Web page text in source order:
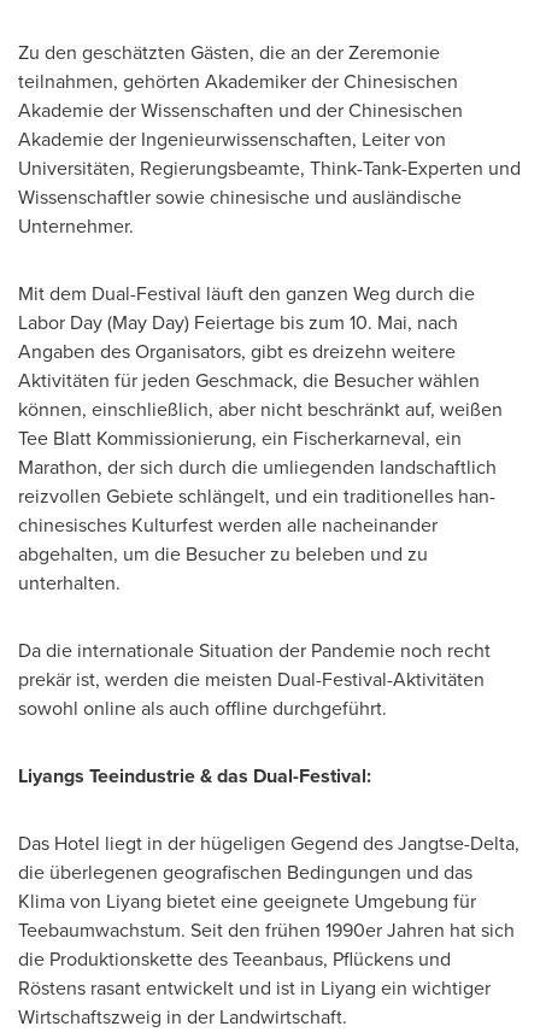
Zu den geschätzten Gästen, die an der Zeremonie
teilnahmen, gehörten Akademiker der Chinesischen
Akademie der Wissenschaften und der Chinesischen
Akademie der Ingenieurwissenschaften, Leiter von
Universitäten, Regierungsbeamte, Think-Tank-Experten und
Wissenschaftler sowie chinesische und ausländische
Unternehmer.
Mit dem Dual-Festival läuft den ganzen Weg durch die
Labor Day (May Day) Feiertage bis zum 10. Mai, nach
Angaben des Organisators, gibt es dreizehn weitere
Aktivitäten für jeden Geschmack, die Besucher wählen
können, einschließlich, aber nicht beschränkt auf, weißen
Tee Blatt Kommissionierung, ein Fischerkarneval, ein
Marathon, der sich durch die umliegenden landschaftlich
reizvollen Gebiete schlängelt, und ein traditionelles han-
chinesisches Kulturfest werden alle nacheinander
abgehalten, um die Besucher zu beleben und zu
unterhalten.
Da die internationale Situation der Pandemie noch recht
prekär ist, werden die meisten Dual-Festival-Aktivitäten
sowohl online als auch offline durchgeführt.
Liyangs Teeindustrie & das Dual-Festival:
Das Hotel liegt in der hügeligen Gegend des Jangtse-Delta,
die überlegenen geografischen Bedingungen und das
Klima von Liyang bietet eine geeignete Umgebung für
Teebaumwachstum. Seit den frühen 1990er Jahren hat sich
die Produktionskette des Teeanbaus, Pflückens und
Röstens rasant entwickelt und ist in Liyang ein wichtiger
Wirtschaftszweig in der Landwirtschaft.